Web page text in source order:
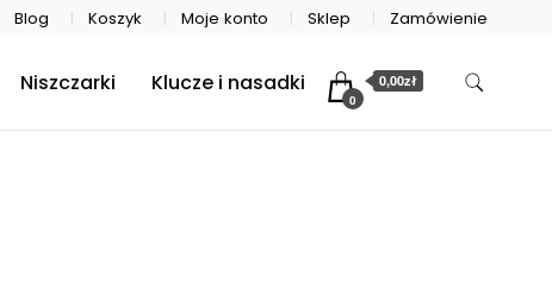
Blog Koszyk Moje konto Sklep Zamówienie
Niszczarki Klucze i nasadki
0
0,00zł